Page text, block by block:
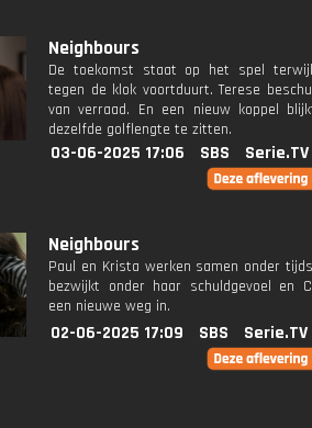
Neighbours
De toekomst staat op het spel
tegen de klok voortduurt. Terese
van verraad. En een nieuw koppel
dezelfde golflengte te zitten.
03-06-2025 17:06 SBS Serie.TV
Neighbours
Paul en Krista werken samen onder
bezwijkt onder haar schuldgevoel en
een nieuwe weg in.
02-06-2025 17:09 SBS Serie.TV